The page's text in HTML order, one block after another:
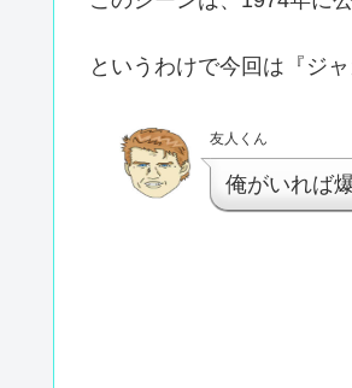
というわけで今回は『ジ
友人くん
俺がいれば